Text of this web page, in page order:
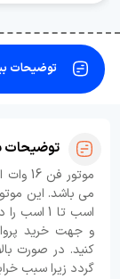
توضیحات
توضیحات
موتور
اسب تا 1
و جهت خرید
کنید. در صورت
گردد زیرا سبب